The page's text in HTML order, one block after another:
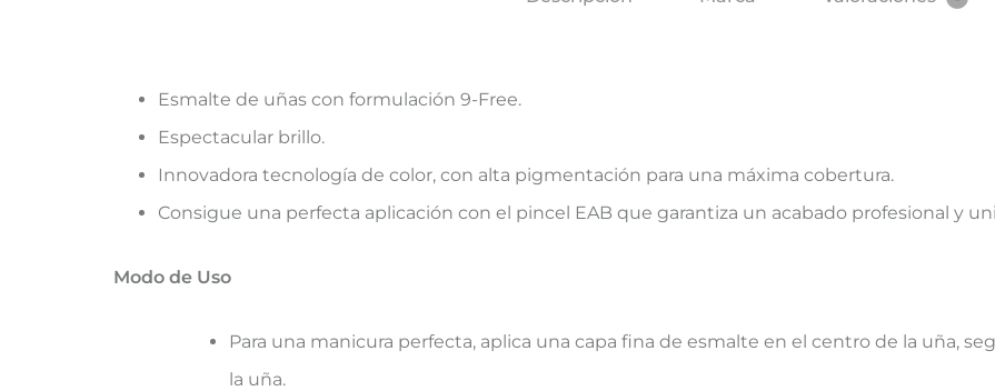
Esmalte de uñas con formulación 9-Free.
Espectacular brillo.
Innovadora tecnología de color, con alta pigmentación para una máxima cobertura.
Consigue una perfecta aplicación con el pincel EAB que garantiza un acabado profesional y
Modo de Uso
Para una manicura perfecta, aplica una capa fina de esmalte en el centro de la uña,
la uña.